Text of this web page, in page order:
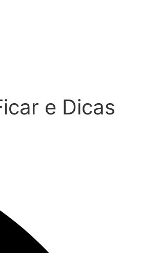
e Dicas